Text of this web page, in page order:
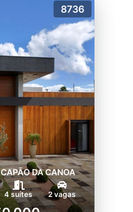
8736
DA CANOA
4 suítes 2 vagas